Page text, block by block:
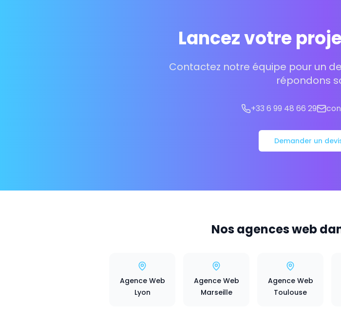
Lancez votre
Contactez notre équipe pour un
répondons
+33 6 99 48 66 29
Demander un
Nos agences web
Agence Web
Lyon
Agence Web
Marseille
Agence Web
Toulouse